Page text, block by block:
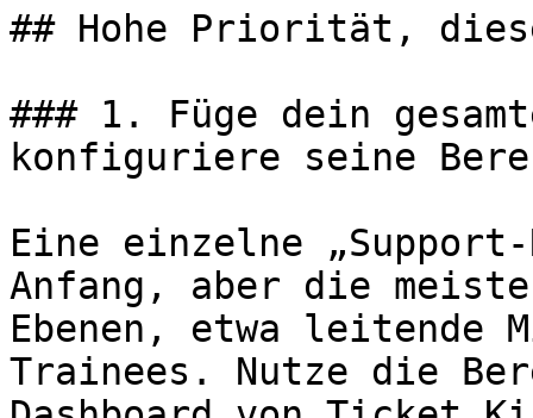
## Hohe Priorität,
### 1. Füge dein
konfiguriere seine
Eine einzelne
Anfang, aber die
Ebenen, etwa leitende
Trainees. Nutze die